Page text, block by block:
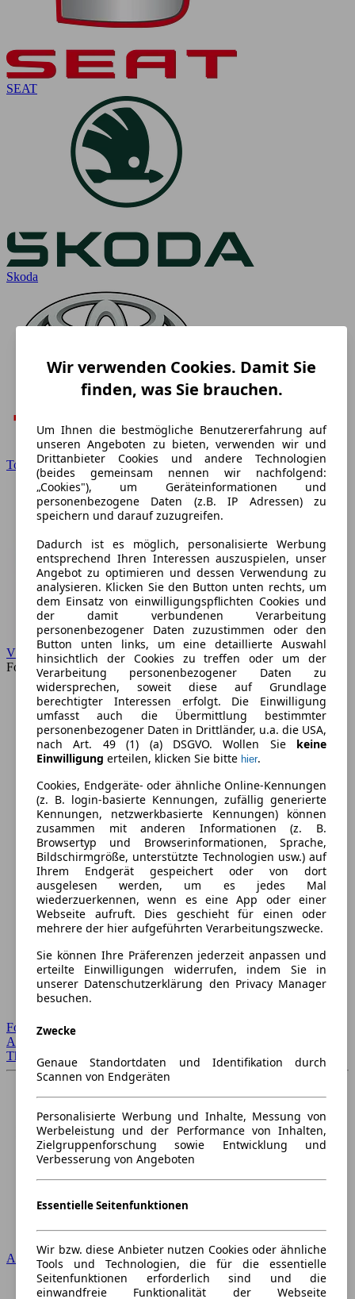
SEAT
Skoda
Toyota
VW
Forum
Forum Startseite
Alle Auto-Foren
Themen-Forum
Audi
Wir verwenden Cookies. Damit Sie
finden, was Sie brauchen.
Um Ihnen die bestmögliche Benutzererfahrung auf
unseren Angeboten zu bieten, verwenden wir und
Drittanbieter Cookies und andere Technologien
(beides gemeinsam nennen wir nachfolgend:
„Cookies"), um Geräteinformationen und
personenbezogene Daten (z.B. IP Adressen) zu
speichern und darauf zuzugreifen.
Dadurch ist es möglich, personalisierte Werbung
entsprechend Ihren Interessen auszuspielen, unser
Angebot zu optimieren und dessen Verwendung zu
analysieren. Klicken Sie den Button unten rechts, um
dem Einsatz von einwilligungspflichten Cookies und
der damit verbundenen Verarbeitung
personenbezogener Daten zuzustimmen oder den
Button unten links, um eine detaillierte Auswahl
hinsichtlich der Cookies zu treffen oder um der
Verarbeitung personenbezogener Daten zu
widersprechen, soweit diese auf Grundlage
berechtigter Interessen erfolgt. Die Einwilligung
umfasst auch die Übermittlung bestimmter
personenbezogener Daten in Drittländer, u.a. die USA,
nach Art. 49 (1) (a) DSGVO. Wollen Sie keine
Einwilligung erteilen, klicken Sie bitte hier.
Cookies, Endgeräte- oder ähnliche Online-Kennungen
(z. B. login-basierte Kennungen, zufällig generierte
Kennungen, netzwerkbasierte Kennungen) können
zusammen mit anderen Informationen (z. B.
Browsertyp und Browserinformationen, Sprache,
Bildschirmgröße, unterstützte Technologien usw.) auf
Ihrem Endgerät gespeichert oder von dort
ausgelesen werden, um es jedes Mal
wiederzuerkennen, wenn es eine App oder einer
Webseite aufruft. Dies geschieht für einen oder
mehrere der hier aufgeführten Verarbeitungszwecke.
Sie können Ihre Präferenzen jederzeit anpassen und
erteilte Einwilligungen widerrufen, indem Sie in
unserer Datenschutzerklärung den Privacy Manager
besuchen.
Zwecke
Genaue Standortdaten und Identifikation durch
Scannen von Endgeräten
Personalisierte Werbung und Inhalte, Messung von
Werbeleistung und der Performance von Inhalten,
Zielgruppenforschung sowie Entwicklung und
Verbesserung von Angeboten
Essentielle Seitenfunktionen
Wir bzw. diese Anbieter nutzen Cookies oder ähnliche
Tools und Technologien, die für die essentielle
Seitenfunktionen erforderlich sind und die
einwandfreie Funktionalität der Webseite